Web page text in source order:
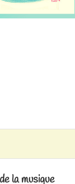
la musique